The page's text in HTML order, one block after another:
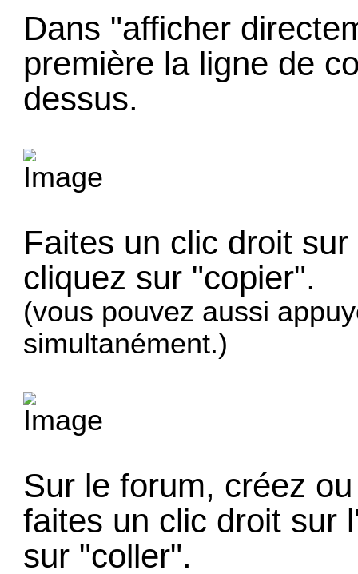
Dans "afficher
première la ligne de
dessus.
Faites un clic droit
cliquez sur "copier".
(vous pouvez aussi
simultanément.)
Sur le forum, créez
faites un clic droit sur
sur "coller".